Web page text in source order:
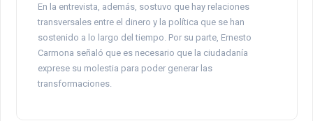
En la entrevista, además, sostuvo que hay relaciones
transversales entre el dinero y la política que se han
sostenido a lo largo del tiempo. Por su parte, Ernesto
Carmona señaló que es necesario que la ciudadanía
exprese su molestia para poder generar las
transformaciones.